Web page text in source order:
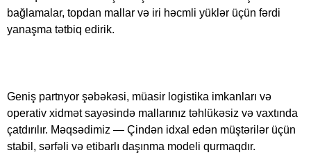
bağlamalar, topdan mallar və iri həcmli yüklər üçün fərdi
yanaşma tətbiq edirik.
Geniş partnyor şəbəkəsi, müasir logistika imkanları və
operativ xidmət sayəsində mallarınız təhlükəsiz və vaxtında
çatdırılır. Məqsədimiz — Çindən idxal edən müştərilər üçün
stabil, sərfəli və etibarlı daşınma modeli qurmaqdır.